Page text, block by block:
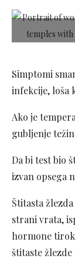
Simptomi
infekcije, loša
Ako je
gubljenje
Da bi test bio
izvan opsega
Štitasta
strani vrata,
hormone
štitaste